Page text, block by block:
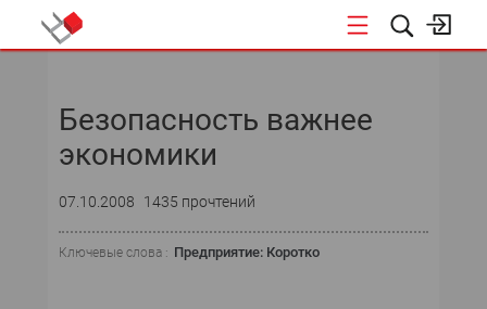
Безопасность важнее
экономики
07.10.2008 1435 прочтений
Ключевые слова : Предприятие: Коротко